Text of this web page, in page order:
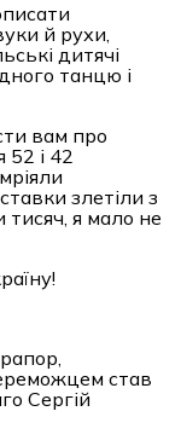
й рухи,
дитячі
танцю і
вам про
52 і 42
злетіли з
тисяч, я мало не
став
Сергій